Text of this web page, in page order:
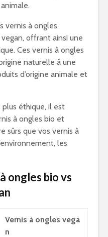
vernis à ongles
offrant ainsi une
Ces vernis à ongles
naturelle à une
d’origine animale et
éthique, il est
à ongles bio et
sûrs que vos vernis à
les
ongles bio vs
Vernis à ongles vega
n